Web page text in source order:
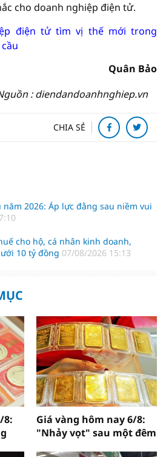
cho doanh nghiệp điện tử.
điện tử tìm vị thế mới trong
Quân Bảo
: diendandoanhnghiep.vn
CHIA SẺ
2026: Áp lực đằng sau niềm vui
cho hộ, cá nhân kinh doanh,
10 tỷ đồng 07/08/2026 15:13
8:
Giá vàng hôm nay 6/8:
"Nhảy vọt" sau một đêm